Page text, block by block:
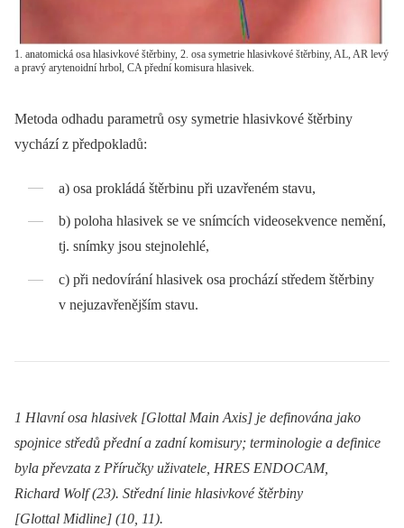
1. anatomická osa hlasivkové štěrbiny, 2. osa symetrie hlasivkové štěrbiny, AL, AR levý
a pravý arytenoidní hrbol, CA přední komisura hlasivek.
Metoda odhadu parametrů osy symetrie hlasivkové štěrbiny
vychází z předpokladů:
a) osa prokládá štěrbinu při uzavřeném stavu,
b) poloha hlasivek se ve snímcích videosekvence nemění,
tj. snímky jsou stejnolehlé,
c) při nedovírání hlasivek osa prochází středem štěrbiny
v nejuzavřenějším stavu.
1 Hlavní osa hlasivek [Glottal Main Axis] je definována jako
spojnice středů přední a zadní komisury; terminologie a definice
byla převzata z Příručky uživatele, HRES ENDOCAM,
Richard Wolf (23). Střední linie hlasivkové štěrbiny
[Glottal Midline] (10, 11).